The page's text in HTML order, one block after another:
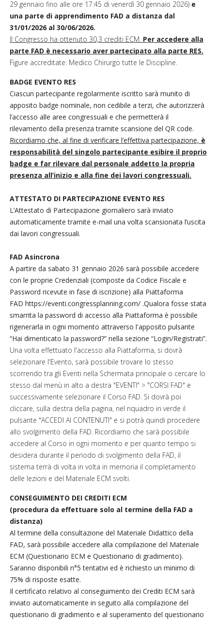
29 gennaio fino alle ore 17:45 di venerdì 30 gennaio 2026) e
una parte di apprendimento FAD a distanza dal
31/01/2026 al 30/06/2026.
Il Congresso ha ottenuto 30,3 crediti ECM. Per accedere alla
parte FAD è necessario aver partecipato alla parte RES.
Figure accreditate: Medico Chirurgo tutte le Discipline.
BADGE EVENTO RES
Ciascun partecipante regolarmente iscritto sarà munito di
apposito badge nominale, non cedibile a terzi, che autorizzerà
l’accesso alle aree congressuali e che permetterà il
rilevamento della presenza tramite scansione del QR code.
Ricordiamo che, al fine di verificare l’effettiva partecipazione, è
responsabilità del singolo partecipante esibire il proprio
badge e far rilevare dal personale addetto la propria
presenza all’inizio e alla fine dei lavori congressuali.
ATTESTATO DI PARTECIPAZIONE EVENTO RES
L’Attestato di Partecipazione giornaliero sarà inviato
automaticamente tramite e-mail una volta scansionata l’uscita
dai lavori congressuali.
FAD Asincrona
A partire da sabato 31 gennaio 2026 sarà possibile accedere
con le proprie Credenziali (composte da Codice Fiscale e
Password ricevute in fase di iscrizione) alla Piattaforma
FAD https://eventi.congressplanning.com/ .Qualora fosse stata
smarrita la password di accesso alla Piattaforma è possibile
rigenerarla in ogni momento attraverso l'apposito pulsante
“Hai dimenticato la password?” nella sezione “Login/Registrati”.
Una volta effettuato l'accesso alla Piattaforma, si dovrà
selezionare l'Evento, sarà possibile trovare lo stesso
scorrendo tra gli Eventi nella Schermata principale o cercare lo
stesso dal menù in alto a destra "EVENTI" > "CORSI FAD" e
successivamente selezionare il Corso FAD. Si dovrà poi
cliccare, sulla destra della pagina, nel riquadro in verde il
pulsante "ACCEDI AI CONTENUTI" e si potrà quindi procedere
allo svolgimento della FAD. Ricordiamo che sarà possibile
accedere al Corso in ogni momento e per quanto tempo si
desidera durante il periodo di svolgimento della FAD, il
sistema terrà di volta in volta in memoria il completamento
delle lezioni e del Materiale ECM svolti.
CONSEGUIMENTO DEI CREDITI ECM
(procedura da effettuare solo al termine della FAD a
distanza)
Al termine della consultazione del Materiale Didattico della
FAD, sarà possibile accedere alla compilazione del Materiale
ECM (Questionario ECM e Questionario di gradimento).
Saranno disponibili n°5 tentativi ed è richiesto un minimo di
75% di risposte esatte.
Il certificato relativo al conseguimento dei Crediti ECM sarà
inviato automaticamente in seguito alla compilazione del
questionario di gradimento e al superamento del questionario